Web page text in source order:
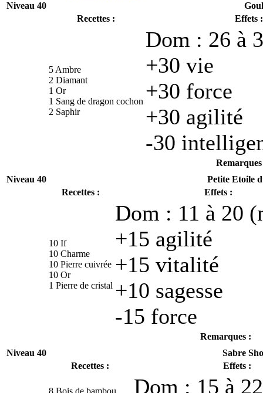
Niveau 40
Recettes :
Effets :
5 Ambre
2 Diamant
1 Or
1 Sang de dragon cochon
2 Saphir
Dom : 26 à
+30 vie
+30 force
+30 agilité
-30
Niveau 40
Petite Etoile
Recettes :
Effets :
10 If
10 Charme
10 Pierre cuivrée
10 Or
1 Pierre de cristal
Dom : 11 à 20
+15 agilité
+15 vitalité
+10 sagesse
-15 force
Remarques :
Niveau 40
Sabre
Recettes :
Effets :
Dom : 15 à